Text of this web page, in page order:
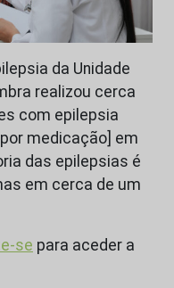
da Unidade
realizou cerca
com epilepsia
medicação] em
das epilepsias é
em cerca de um
se para aceder a